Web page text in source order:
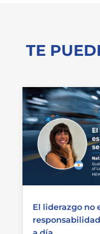
TE
El liderazgo no